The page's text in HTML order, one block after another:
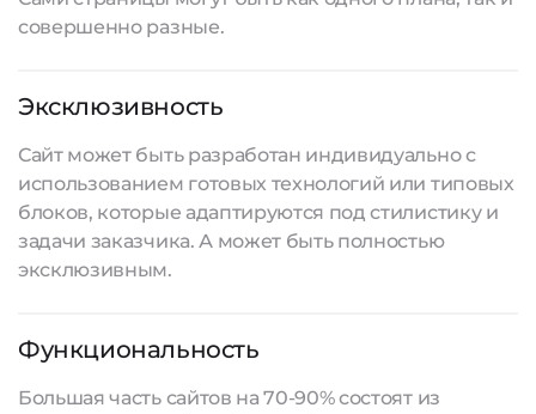
совершенно разные.
Эксклюзивность
Сайт может быть разработан индивидуально с
использованием готовых технологий или типовых
блоков, которые адаптируются под стилистику и
задачи заказчика. А может быть полностью
эксклюзивным.
Функциональность
Большая часть сайтов на 70-90% состоят из